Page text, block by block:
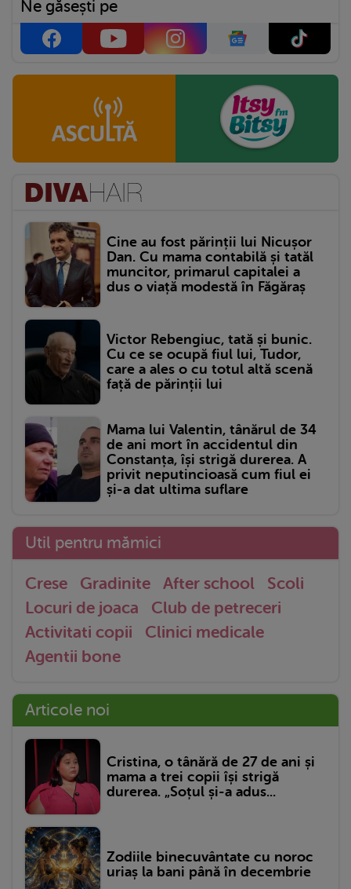
Ne găsești pe
Cine au fost părinții lui Nicușor
Dan. Cu mama contabilă și tatăl
muncitor, primarul capitalei a
dus o viață modestă în Făgăraș
Victor Rebengiuc, tată și bunic.
Cu ce se ocupă fiul lui, Tudor,
care a ales o cu totul altă scenă
față de părinții lui
Mama lui Valentin, tânărul de 34
de ani mort în accidentul din
Constanța, își strigă durerea. A
privit neputincioasă cum fiul ei
și-a dat ultima suflare
Util pentru mămici
Crese Gradinite After school
Scoli
Locuri de joaca
Club de petreceri
Activitati copii
Clinici medicale
Agentii bone
Articole noi
Cristina, o tânără de 27 de ani și
mama a trei copii își strigă
durerea. „Soțul și-a adus...
Zodiile binecuvântate cu noroc
uriaș la bani până în decembrie